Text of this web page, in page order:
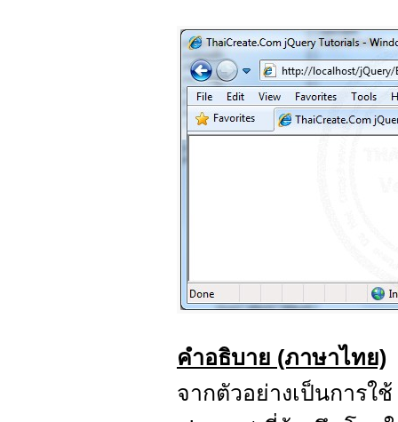
คำอธิบาย (ภาษาไทย)
จากตัวอย่างเป็นการใช้